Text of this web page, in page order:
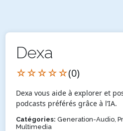
Dexa
☆☆☆☆☆(0)
Dexa vous aide à explorer et
podcasts préférés grâce à l’IA.
Catégories: Generation-Audio,
Multimedia